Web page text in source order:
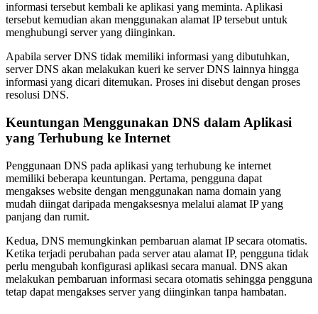
informasi tersebut kembali ke aplikasi yang meminta. Aplikasi
tersebut kemudian akan menggunakan alamat IP tersebut untuk
menghubungi server yang diinginkan.
Apabila server DNS tidak memiliki informasi yang dibutuhkan,
server DNS akan melakukan kueri ke server DNS lainnya hingga
informasi yang dicari ditemukan. Proses ini disebut dengan proses
resolusi DNS.
Keuntungan Menggunakan DNS dalam Aplikasi
yang Terhubung ke Internet
Penggunaan DNS pada aplikasi yang terhubung ke internet
memiliki beberapa keuntungan. Pertama, pengguna dapat
mengakses website dengan menggunakan nama domain yang
mudah diingat daripada mengaksesnya melalui alamat IP yang
panjang dan rumit.
Kedua, DNS memungkinkan pembaruan alamat IP secara otomatis.
Ketika terjadi perubahan pada server atau alamat IP, pengguna tidak
perlu mengubah konfigurasi aplikasi secara manual. DNS akan
melakukan pembaruan informasi secara otomatis sehingga pengguna
tetap dapat mengakses server yang diinginkan tanpa hambatan.